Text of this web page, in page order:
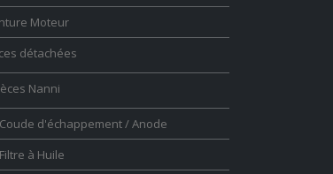
Moteur
détachées
Nanni
Coude d'échappement / Anode
Filtre à Huile